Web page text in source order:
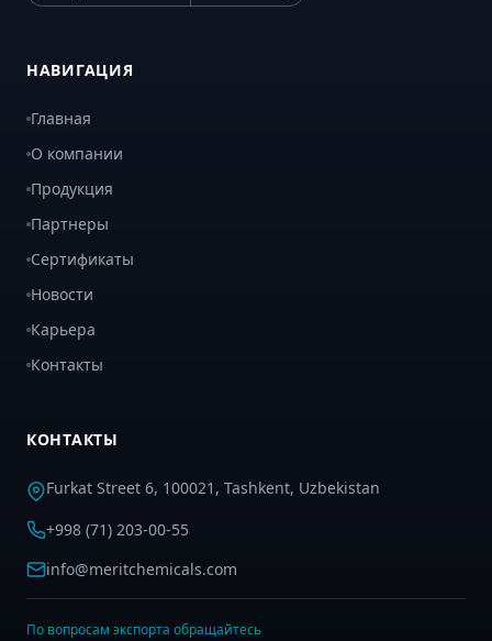
НАВИГАЦИЯ
Главная
О компании
Продукция
Партнеры
Сертификаты
Новости
Карьера
Контакты
КОНТАКТЫ
Furkat Street 6, 100021, Tashkent, Uzbekistan
+998 (71) 203-00-55
info@meritchemicals.com
По вопросам экспорта обращайтесь